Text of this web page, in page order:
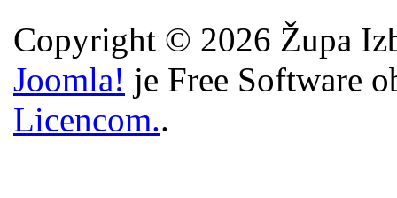
Copyright © 2026 Župa
Joomla! je Free Software
Licencom..